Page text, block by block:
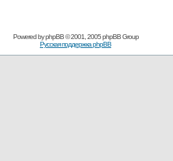
Powered byphpBB© 2001, 2005 phpBB Group
Русская поддержка phpBB